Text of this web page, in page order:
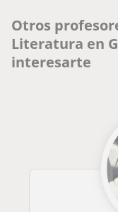
Otros
Literatura en
interesarte